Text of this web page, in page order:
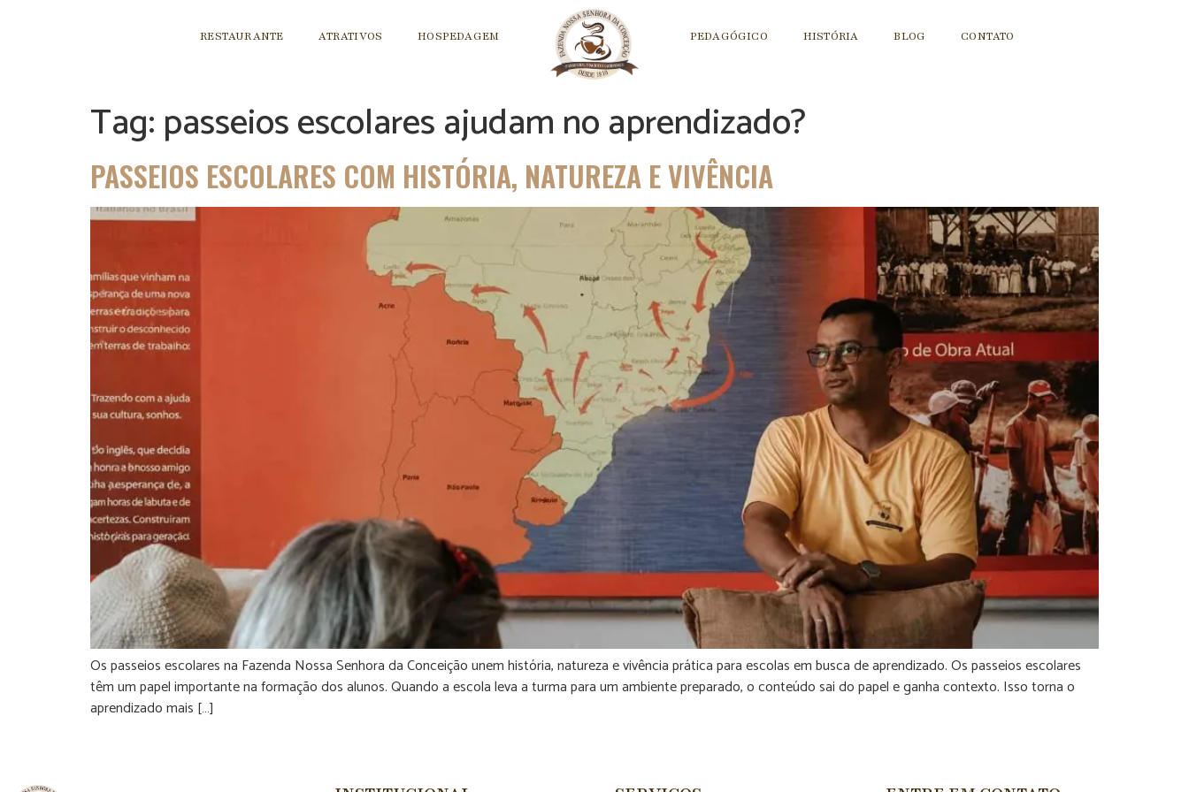
RESTAURANTE ATRATIVOS HOSPEDAGEM PEDAGÓGICO HISTÓRIA BLOG CONTATO
Tag:passeios escolares ajudam no aprendizado?
PASSEIOS ESCOLARES COM HISTÓRIA, NATUREZA E VIVÊNCIA
Os passeios escolares na Fazenda Nossa Senhora da Conceição unem história, natureza e vivência prática para escolas em busca de aprendizado. Os passeios escolares
têm um papel importante na formação dos alunos. Quando a escola leva a turma para um ambiente preparado, o conteúdo sai do papel e ganha contexto. Isso torna o
aprendizado mais […]